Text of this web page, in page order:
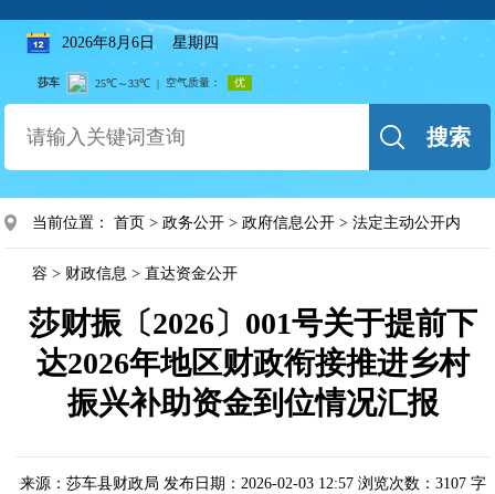
2026年8月6日 星期四
搜索
当前位置：首页 >政务公开 >政府信息公开 >法定主动公开内
容 > 财政信息 >直达资金公开
莎财振〔2026〕001号关于提前下
达2026年地区财政衔接推进乡村
振兴补助资金到位情况汇报
来源：莎车县财政局 发布日期：2026-02-03 12:57 浏览次数： 3107 字